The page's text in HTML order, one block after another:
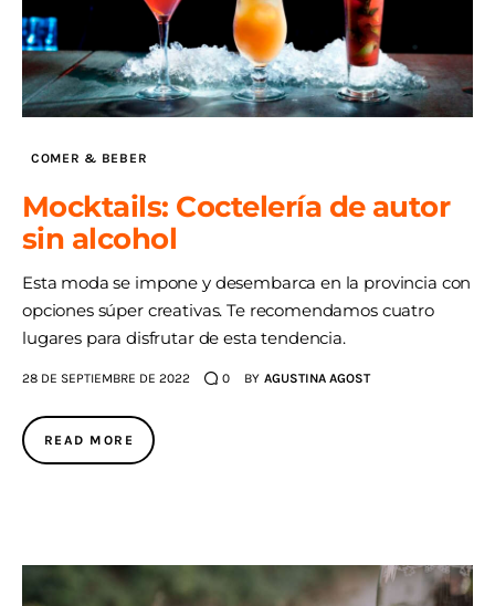
COMER & BEBER
Mocktails: Coctelería de autor
sin alcohol
Esta moda se impone y desembarca en la provincia con
opciones súper creativas. Te recomendamos cuatro
lugares para disfrutar de esta tendencia.
28 DE SEPTIEMBRE DE 2022 0 BY AGUSTINA AGOST
READ MORE